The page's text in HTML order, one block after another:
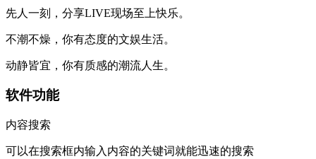
先人一刻，分享LIVE现场至上快乐。
不潮不燥，你有态度的文娱生活。
动静皆宜，你有质感的潮流人生。
软件功能
内容搜索
可以在搜索框内输入内容的关键词就能迅速的搜索